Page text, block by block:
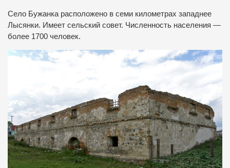
Cело Бужанка расположено в семи километрах западнее
Лысянки. Имеет сельский совет. Численность населения —
более 1700 человек.